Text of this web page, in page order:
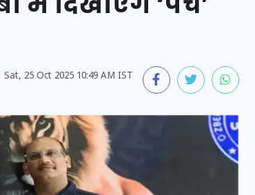
Sat, 25 Oct 2025 10:49 AM IST